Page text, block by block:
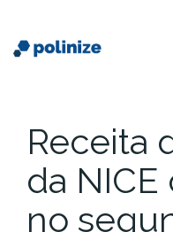
Receita
da NICE
no